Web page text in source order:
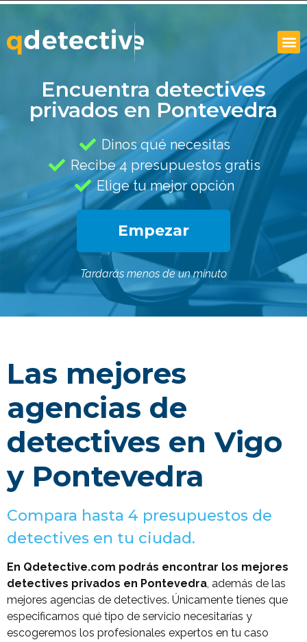
Encuentra detectives
privados en Pontevedra
Dinos qué necesitas
Recibe 4 presupuestos gratis
Elige tu mejor opción
Empezar
Tardarás menos de un minuto
Las mejores
agencias de
detectives en Vigo
y Pontevedra
Compara hasta 4 presupuestos de
detectives en tu ciudad.
En Qdetective.com podrás encontrar los mejores
detectives privados en Pontevedra, además de las
mejores agencias de detectives. Únicamente tienes que
especificarnos qué tipo de servicio necesitarías y
escogeremos los profesionales expertos en tu caso